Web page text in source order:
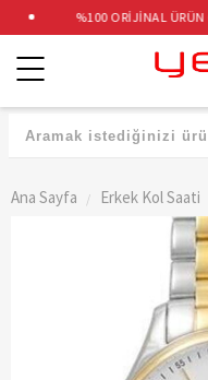
%100 ORİJİNAL ÜRÜN
Kategoriler
Ana Sayfa Erkek Kol Saati